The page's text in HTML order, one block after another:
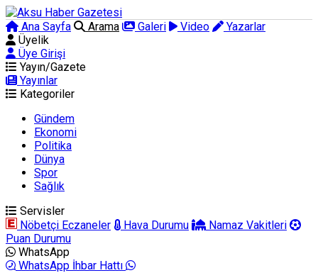
Ana Sayfa Arama Galeri Video
Yazarlar
Üyelik
Üye Girişi
Yayın/Gazete
Yayınlar
Kategoriler
Gündem
Ekonomi
Politika
Dünya
Spor
Sağlık
Servisler
Nöbetçi Eczaneler
Hava Durumu
Namaz Vakitleri
Puan Durumu
WhatsApp
WhatsApp İhbar Hattı